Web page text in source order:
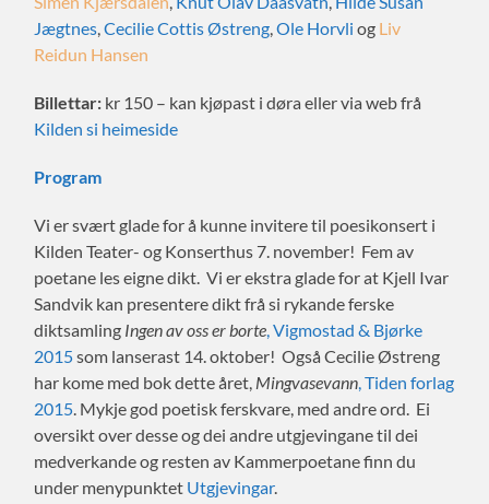
Jægtnes,Cecilie Cottis Østreng,Ole Horvli og Liv
Reidun Hansen
Billettar: kr 150 – kan kjøpast i døra eller via web frå
Kilden si heimeside
Program
Vi er svært glade for å kunne invitere til poesikonsert i
Kilden Teater- og Konserthus 7. november! Fem av
poetane les eigne dikt. Vi er ekstra glade for at Kjell Ivar
Sandvik kan presentere dikt frå si rykande ferske
diktsamling Ingen av oss er borte, Vigmostad & Bjørke
2015som lanserast 14. oktober! Også Cecilie Østreng
har kome med bok dette året, Mingvasevann, Tiden forlag
2015. Mykje god poetisk ferskvare, med andre ord. Ei
oversikt over desse og dei andre utgjevingane til dei
medverkande og resten av Kammerpoetane finn du
under menypunktet Utgjevingar.